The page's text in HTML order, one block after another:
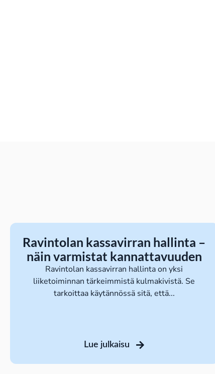
Ravintolan kassavirran hallinta –
näin varmistat kannattavuuden
Ravintolan kassavirran hallinta on yksi
liiketoiminnan tärkeimmistä kulmakivistä. Se
tarkoittaa käytännössä sitä, että...
Lue julkaisu